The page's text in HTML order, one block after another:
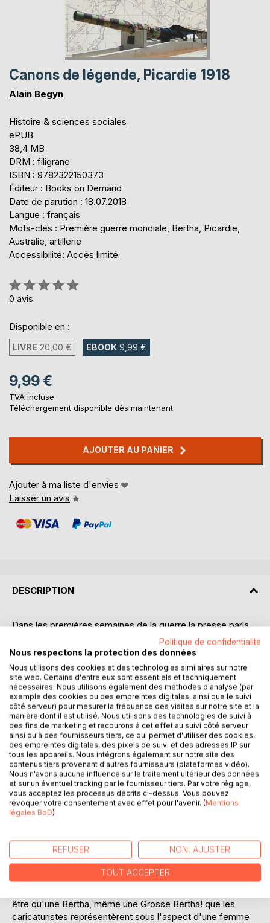
Canons de légende, Picardie 1918
Alain Begyn
Histoire & sciences sociales
ePUB
38,4 MB
DRM : filigrane
ISBN : 9782322150373
Éditeur : Books on Demand
Date de parution : 18.07.2018
Langue : français
Mots-clés : Première guerre mondiale, Bertha, Picardie,
Australie, artillerie
Accessibilité: Accès limité
Évaluation:
0%
0 avis
Disponible en :
LIVRE 20,00 € EBOOK 9,99 €
9,99 €
TVA incluse
Téléchargement disponible dès maintenant
AJOUTER AU PANIER
Ajouter à ma liste d'envies
Laisser un avis
DESCRIPTION
Dans les premières semaines de la guerre la presse parla
abondamment de l'utilisation par les Allemands d'une pièce
d'artillerie fantastique - un obusier d'un calibre de 42 cm -
capable de détruire n'importe quelle fortification. Cet
énorme obusier, les ouvriers de l'usine d'Essen qui
l'avaient fabriqué, le baptisèrent Bertha en hommage à leur
patronne Bertha Krupp. Mais bientôt Bertha se tut car elle
était inadaptée à la nouvelle forme de guerre, la guerre de
tranchées. Cependant son nom s'était, en quelque sorte,
gravé durablement dans les mémoires françaises. Et,
lorsque à la fin de 1915, de gros obus vinrent meurtrir
Compiègne et Villers-Cotterêts, les populations de ces
villes, attribuèrent ces tirs à Bertha. Or, ce n'était pas
Bertha qui tirait, c'était Max, le long Max (Lange Max). Bien
abrité loin derrière la ligne de front et pouvant propulser
son obus à 20 km au-delà de celle-ci, Max n'était en rien
kilomètres.
D'autres Max furent installés par la suite dont celui de
Chuignes en 1918 . Et puis il y eut aussi, bien sûr, le canon
qui tirait sur Paris (Pariser kanone); et, pour les Parisiens,
être qu'une Bertha, même une Grosse Bertha! que les
caricaturistes représentèrent sous l'aspect d'une femme
Politique de confidentialité
Nous respectons la protection des données
Nous utilisons des cookies et des technologies similaires sur notre
site web. Certains d'entre eux sont essentiels et techniquement
nécessaires. Nous utilisons également des méthodes d'analyse (par
exemple des cookies ou des empreintes digitales, ainsi que le suivi
côté serveur) pour mesurer la fréquence des visites sur notre site et la
manière dont il est utilisé. Nous utilisons des technologies de suivi à
des fins de marketing et recourons à cet effet au suivi côté serveur
ainsi qu'à des fournisseurs tiers, ce qui permet d'utiliser des cookies,
des empreintes digitales, des pixels de suivi et des adresses IP sur
tous les appareils. Nous intégrons également sur notre site des
contenus tiers provenant d'autres fournisseurs (plateformes vidéo).
Nous n'avons aucune influence sur le traitement ultérieur des données
et sur un éventuel tracking par le fournisseur tiers. Par votre réglage,
vous acceptez les processus décrits ci-dessus. Vous pouvez
révoquer votre consentement avec effet pour l'avenir. (Mentions
légales BoD)
REFUSER NON, AJUSTER
TOUT ACCEPTER